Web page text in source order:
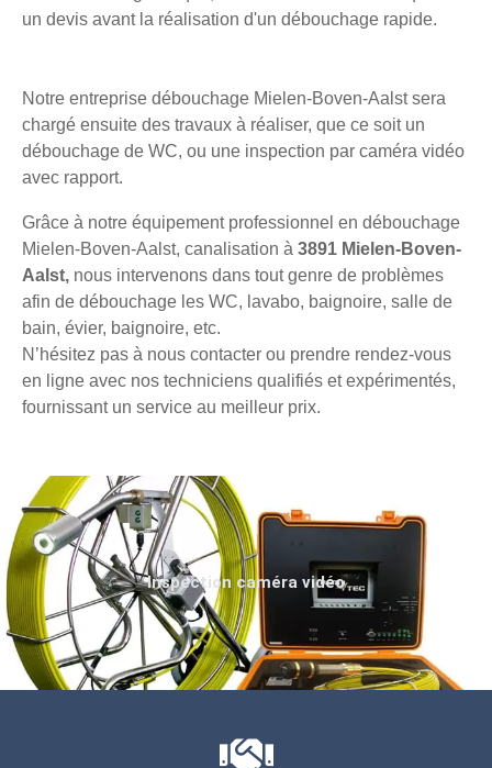
un devis avant la réalisation d'un débouchage rapide.
Notre entreprise débouchage Mielen-Boven-Aalst sera
chargé ensuite des travaux à réaliser, que ce soit un
débouchage de WC, ou une inspection par caméra vidéo
avec rapport.
Grâce à notre équipement professionnel en débouchage
Mielen-Boven-Aalst, canalisation à 3891 Mielen-Boven-
Aalst, nous intervenons dans tout genre de problèmes
afin de débouchage les WC, lavabo, baignoire, salle de
bain, évier, baignoire, etc.
N’hésitez pas à nous contacter ou prendre rendez-vous
en ligne avec nos techniciens qualifiés et expérimentés,
fournissant un service au meilleur prix.
Inspection caméra vidéo